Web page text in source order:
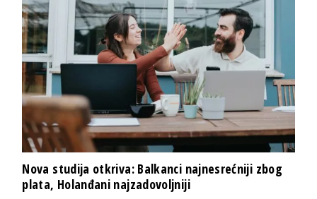
Nova studija otkriva: Balkanci najnesrećniji zbog
plata, Holanđani najzadovoljniji